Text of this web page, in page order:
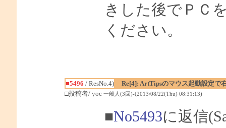
きした後でＰＣ
ください。
■5496 / ResNo.4)
Re[4]: ArtTipsのマウス起動設定で
□投稿者/ yoc 一般人(3回)-(2013/08/22(Thu) 08:31:13)
■No5493に返信